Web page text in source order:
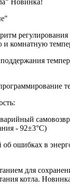
регулирования
комнатную
- 92±3°С)
ошибках в
для
котла.